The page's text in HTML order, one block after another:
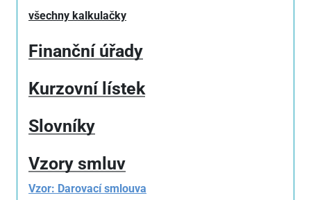
všechny kalkulačky
Finanční úřady
Kurzovní lístek
Slovníky
Vzory smluv
Vzor: Darovací smlouva